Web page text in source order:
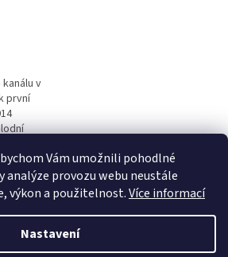
Vám umožnili pohodlné
analýze provozu webu neustále
výkon a použitelnost.Více informací
Nastavení
v
první
a...
O
v
á
d
a
13položek celkem
Vytvořil Shoptet